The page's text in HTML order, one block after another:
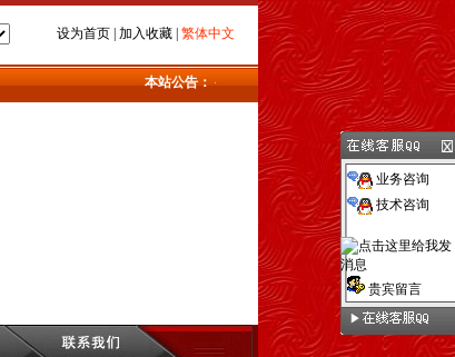
设为首页| 加入收藏| 繁体中文
本站公告： 公司,www.njanbao.net,电话:400-040-
业务咨询
技术咨询
贵宾留言